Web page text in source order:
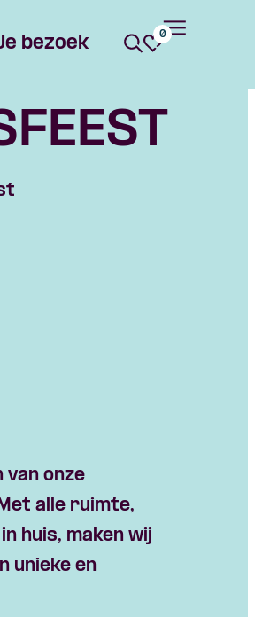
bezoek 0
onze
alle ruimte,
huis, maken wij
unieke en